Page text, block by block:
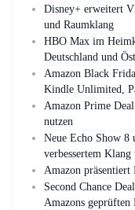
Disney+ erweitert
und Raumklang
HBO Max im
Deutschland und
Amazon Black
Kindle Unlimited,
Amazon Prime
nutzen
Neue Echo Show 8
verbessertem Klang
Amazon
Second Chance
Amazons geprüften